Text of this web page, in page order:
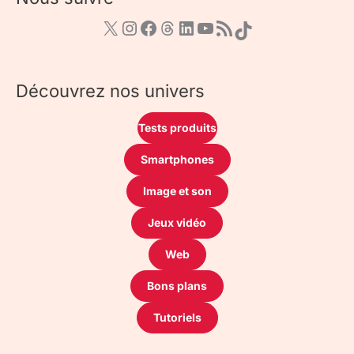
Découvrez nos univers
Tests produits
Smartphones
Image et son
Jeux vidéo
Web
Bons plans
Tutoriels